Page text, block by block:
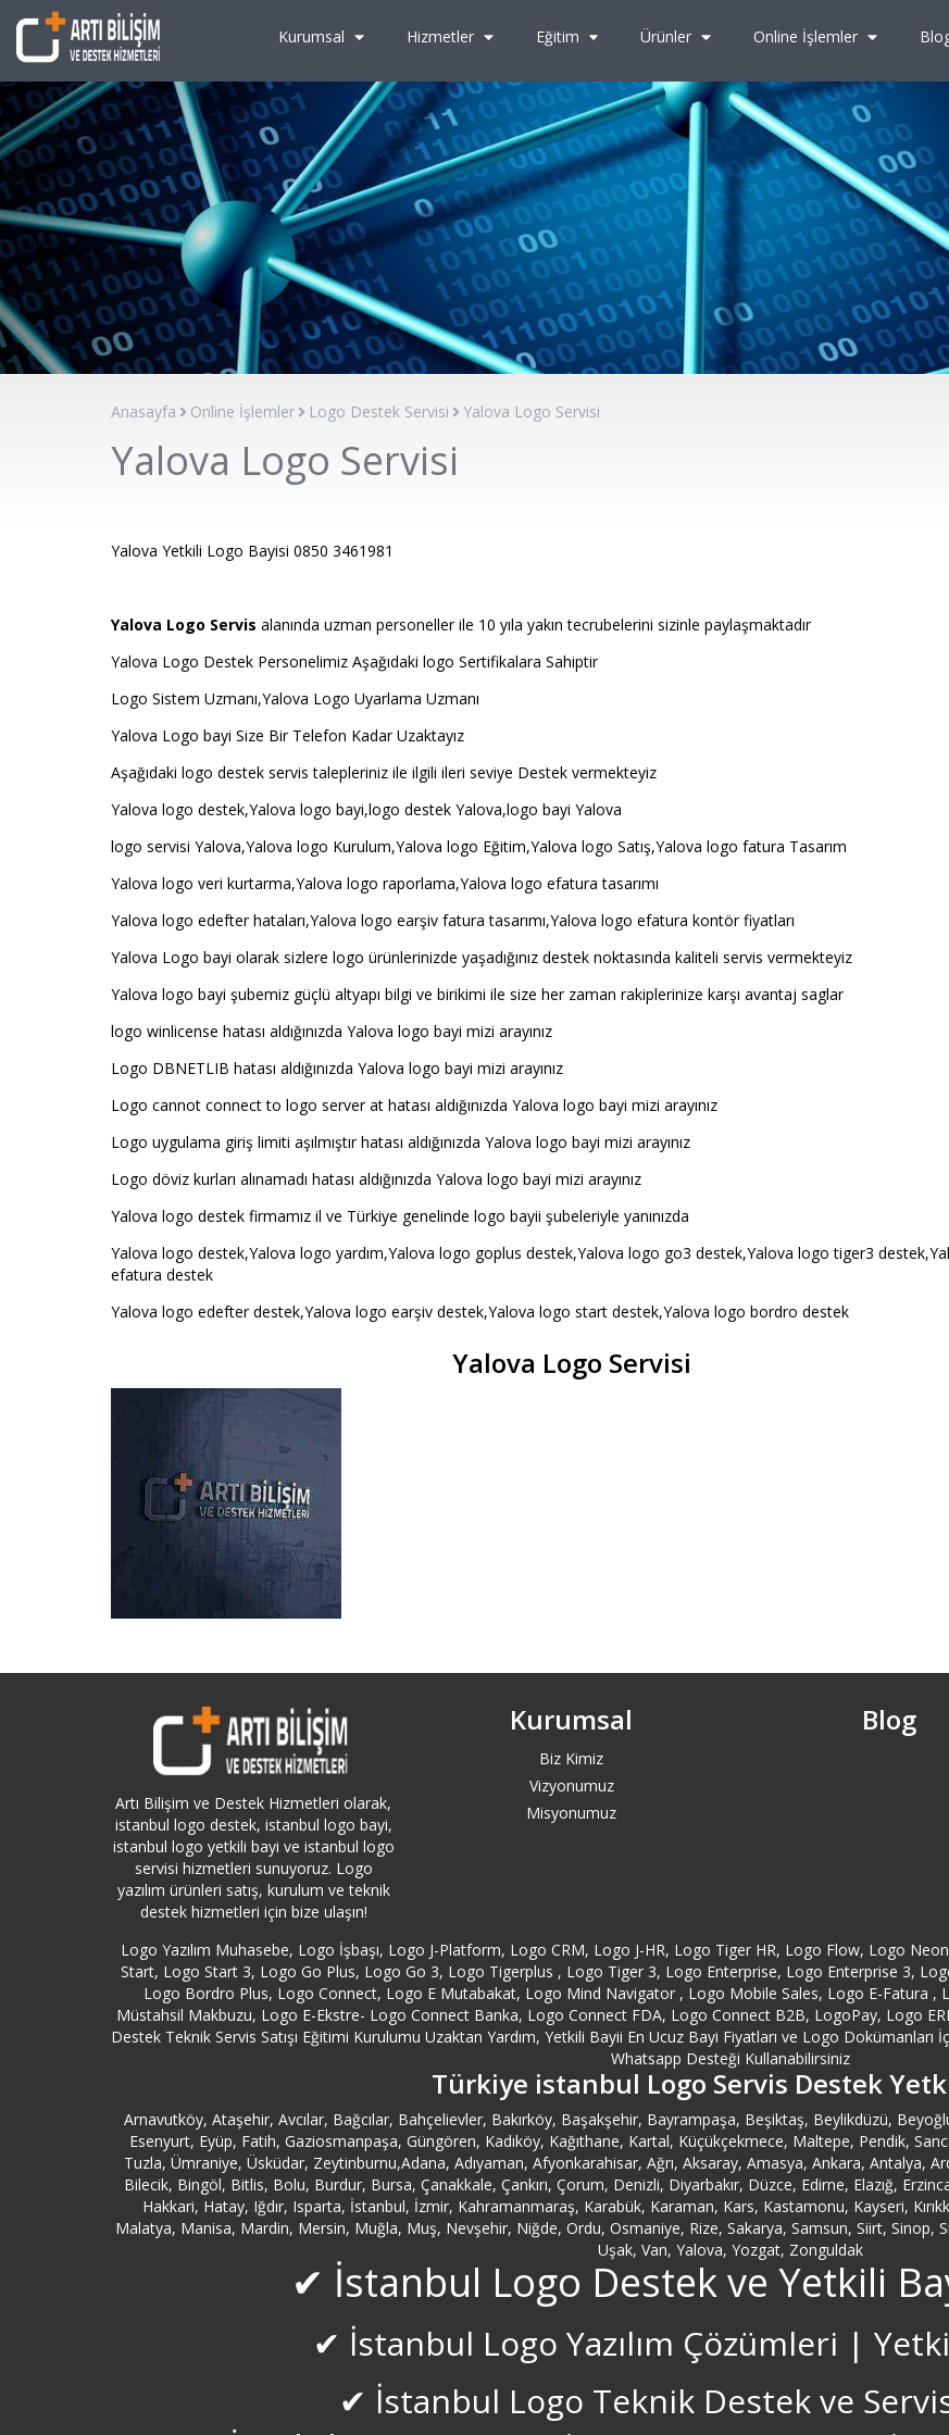
Kurumsal Hizmetler Eğitim Ürünler Online İşlemler
Anasayfa Online İşlemler Logo Destek Servisi Yalova Logo Servisi
Yalova Logo Servisi
Yalova Yetkili Logo Bayisi 0850 3461981
Yalova Logo Servis alanında uzman personeller ile 10 yıla yakın tecrubelerini sizinle paylaşmaktadır
Yalova Logo Destek Personelimiz Aşağıdaki logo Sertifikalara Sahiptir
Logo Sistem Uzmanı,Yalova Logo Uyarlama Uzmanı
Yalova Logo bayi Size Bir Telefon Kadar Uzaktayız
Aşağıdaki logo destek servis talepleriniz ile ilgili ileri seviye Destek vermekteyiz
Yalova logo destek,Yalova logo bayi,logo destek Yalova,logo bayi Yalova
logo servisi Yalova,Yalova logo Kurulum,Yalova logo Eğitim,Yalova logo Satış,Yalova logo fatura Tasarım
Yalova logo veri kurtarma,Yalova logo raporlama,Yalova logo efatura tasarımı
Yalova logo edefter hataları,Yalova logo earşiv fatura tasarımı,Yalova logo efatura kontör fiyatları
Yalova Logo bayi olarak sizlere logo ürünlerinizde yaşadığınız destek noktasında kaliteli servis vermekteyiz
Yalova logo bayi şubemiz güçlü altyapı bilgi ve birikimi ile size her zaman rakiplerinize karşı avantaj saglar
logo winlicense hatası aldığınızda Yalova logo bayi mizi arayınız
Logo DBNETLIB hatası aldığınızda Yalova logo bayi mizi arayınız
Logo cannot connect to logo server at hatası aldığınızda Yalova logo bayi mizi arayınız
Logo uygulama giriş limiti aşılmıştır hatası aldığınızda Yalova logo bayi mizi arayınız
Logo döviz kurları alınamadı hatası aldığınızda Yalova logo bayi mizi arayınız
Yalova logo destek firmamız il ve Türkiye genelinde logo bayii şubeleriyle yanınızda
Yalova logo destek,Yalova logo yardım,Yalova logo goplus destek,Yalova logo go3 destek,Yalova logo tiger3
efatura destek
Yalova logo edefter destek,Yalova logo earşiv destek,Yalova logo start destek,Yalova logo bordro destek
Yalova Logo Servisi
Artı Bilişim ve Destek Hizmetleri olarak,
istanbul logo destek, istanbul logo bayi,
istanbul logo yetkili bayi ve istanbul logo
servisi hizmetleri sunuyoruz. Logo
yazılım ürünleri satış, kurulum ve teknik
destek hizmetleri için bize ulaşın!
Kurumsal
Biz Kimiz
Vizyonumuz
Misyonumuz
Blog
Logo Yazılım Muhasebe, Logo İşbaşı, Logo J-Platform, Logo CRM, Logo J-HR, Logo Tiger HR, Logo Flow, Logo
Start, Logo Start 3, Logo Go Plus, Logo Go 3, Logo Tigerplus , Logo Tiger 3, Logo Enterprise, Logo Enterprise 3,
Logo Bordro Plus, Logo Connect, Logo E Mutabakat, Logo Mind Navigator , Logo Mobile Sales, Logo E-Fatura ,
Müstahsil Makbuzu, Logo E-Ekstre- Logo Connect Banka, Logo Connect FDA, Logo Connect B2B, LogoPay, Logo
Destek Teknik Servis Satışı Eğitimi Kurulumu Uzaktan Yardım, Yetkili Bayii En Ucuz Bayi Fiyatları ve Logo Dokümanları
Whatsapp Desteği Kullanabilirsiniz
Türkiye istanbul Logo Servis Destek
Arnavutköy, Ataşehir, Avcılar, Bağcılar, Bahçelievler, Bakırköy, Başakşehir, Bayrampaşa, Beşiktaş, Beylikdüzü,
Esenyurt, Eyüp, Fatih, Gaziosmanpaşa, Güngören, Kadıköy, Kağıthane, Kartal, Küçükçekmece, Maltepe, Pendik,
Tuzla, Ümraniye, Üsküdar, Zeytinburnu,Adana, Adıyaman, Afyonkarahisar, Ağrı, Aksaray, Amasya, Ankara, Antalya,
Bilecik, Bingöl, Bitlis, Bolu, Burdur, Bursa, Çanakkale, Çankırı, Çorum, Denizli, Diyarbakır, Düzce, Edirne, Elazığ,
Hakkari, Hatay, Iğdır, Isparta, İstanbul, İzmir, Kahramanmaraş, Karabük, Karaman, Kars, Kastamonu, Kayseri,
Malatya, Manisa, Mardin, Mersin, Muğla, Muş, Nevşehir, Niğde, Ordu, Osmaniye, Rize, Sakarya, Samsun, Siirt, Sinop,
Uşak, Van, Yalova, Yozgat, Zonguldak
✔ İstanbul Logo Destek ve Yetkili
✔ İstanbul Logo Yazılım Çözümleri |
✔ İstanbul Logo Teknik Destek ve